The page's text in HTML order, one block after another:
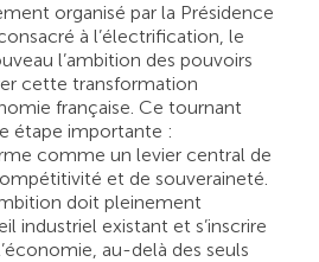
organisé par la Présidence
à l’électrification, le
l’ambition des pouvoirs
cette transformation
française. Ce tournant
étape importante :
comme un levier central de
et de souveraineté.
doit pleinement
industriel existant et s’inscrire
au-delà des seuls